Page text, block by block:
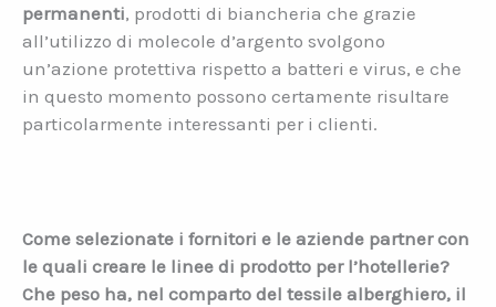
permanenti, prodotti di biancheria che grazie
all’utilizzo di molecole d’argento svolgono
un’azione protettiva rispetto a batteri e virus, e che
in questo momento possono certamente risultare
particolarmente interessanti per i clienti.
Come selezionate i fornitori e le aziende partner con
le quali creare le linee di prodotto per l’hotellerie?
Che peso ha, nel comparto del tessile alberghiero, il